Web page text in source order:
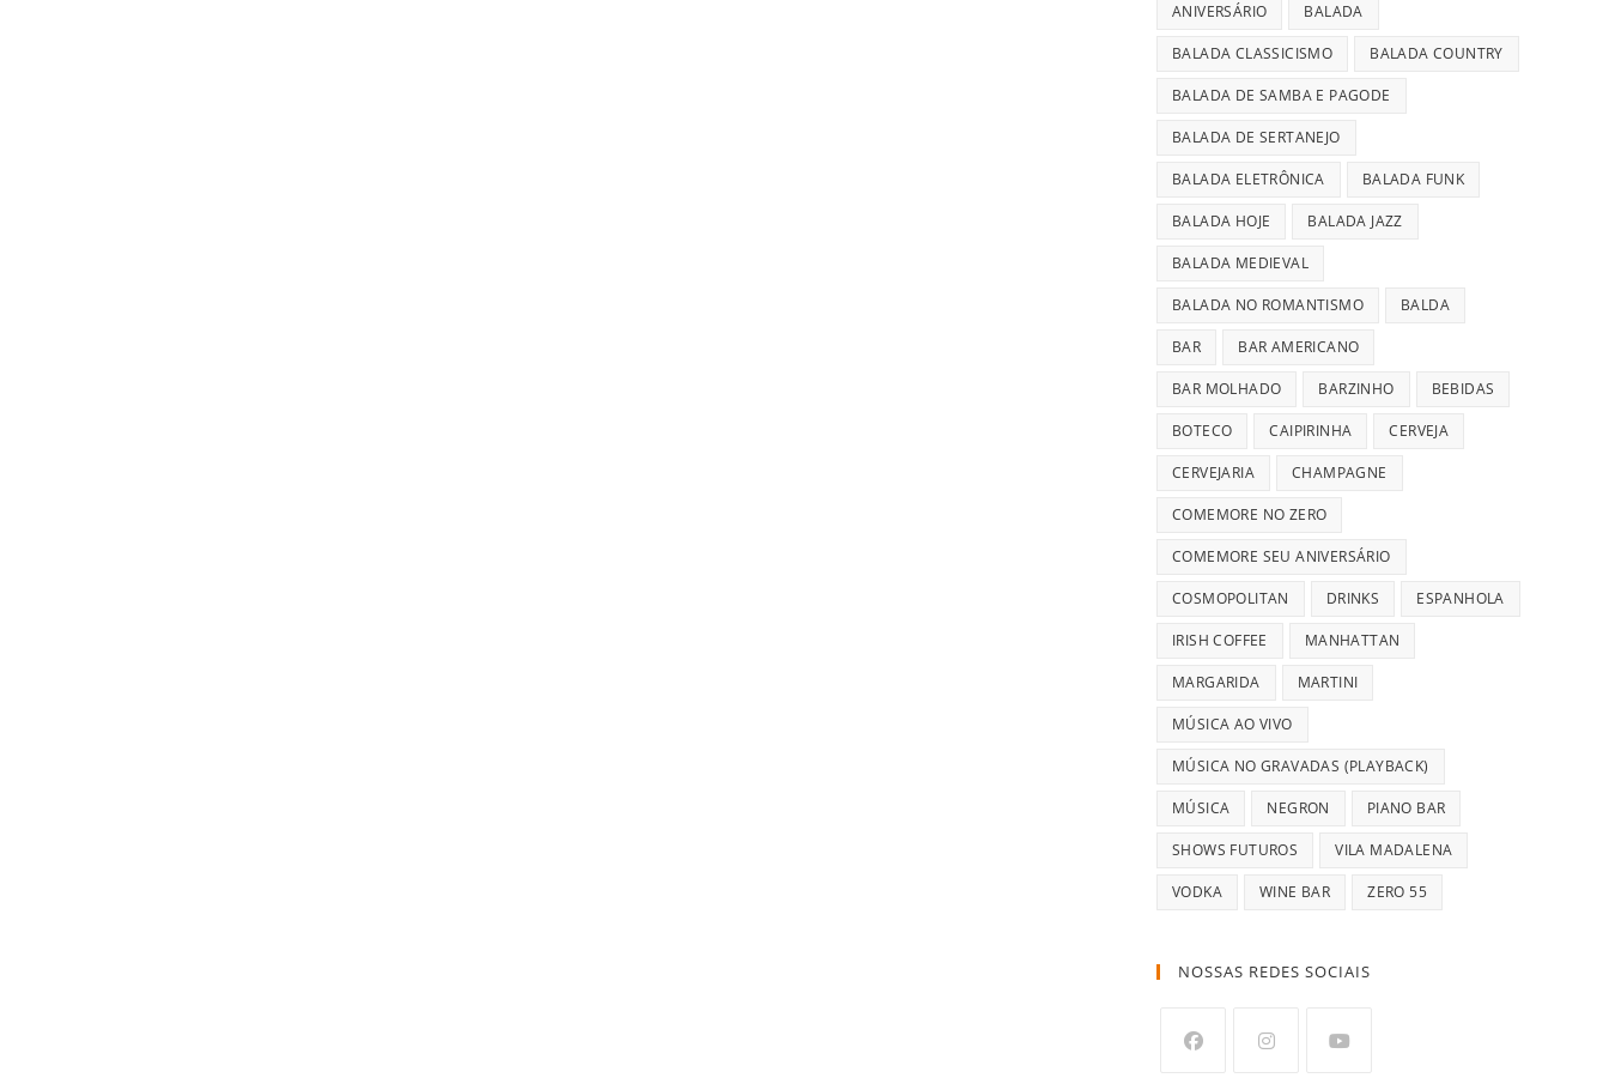
ANIVERSÁRIO BALADA
BALADA CLASSICISMO BALADA COUNTRY
BALADA DE SAMBA E PAGODE
BALADA DE SERTANEJO
BALADA ELETRÔNICA BALADA FUNK
BALADA HOJE BALADA JAZZ
BALADA MEDIEVAL
BALADA NO ROMANTISMO BALDA
BAR BAR AMERICANO
BAR MOLHADO BARZINHO BEBIDAS
BOTECO CAIPIRINHA CERVEJA
CERVEJARIA CHAMPAGNE
COMEMORE NO ZERO
COMEMORE SEU ANIVERSÁRIO
COSMOPOLITAN DRINKS ESPANHOLA
IRISH COFFEE MANHATTAN
MARGARIDA MARTINI
MÚSICA AO VIVO
MÚSICA NO GRAVADAS (PLAYBACK)
MÚSICA NEGRON PIANO BAR
SHOWS FUTUROS VILA MADALENA
VODKA WINE BAR ZERO 55
NOSSAS REDES SOCIAIS